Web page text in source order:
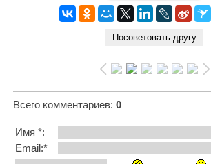
Всего комментариев: 0
Имя *:
Email:*